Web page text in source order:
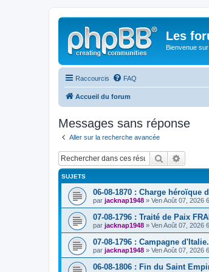
Les
Bienvenue
Raccourcis FAQ
Accueil du forum
Messages sans réponse
Aller sur la recherche avancée
Rechercher
SUJETS
06-08-1870 : Charge héroïque
par jacknap1948 » Ven Août 07, 2026
07-08-1796 : Traité de Paix
par jacknap1948 » Ven Août 07, 2026
07-08-1796 : Campagne d'Italie.
par jacknap1948 » Ven Août 07, 2026
06-08-1806 : Fin du Saint